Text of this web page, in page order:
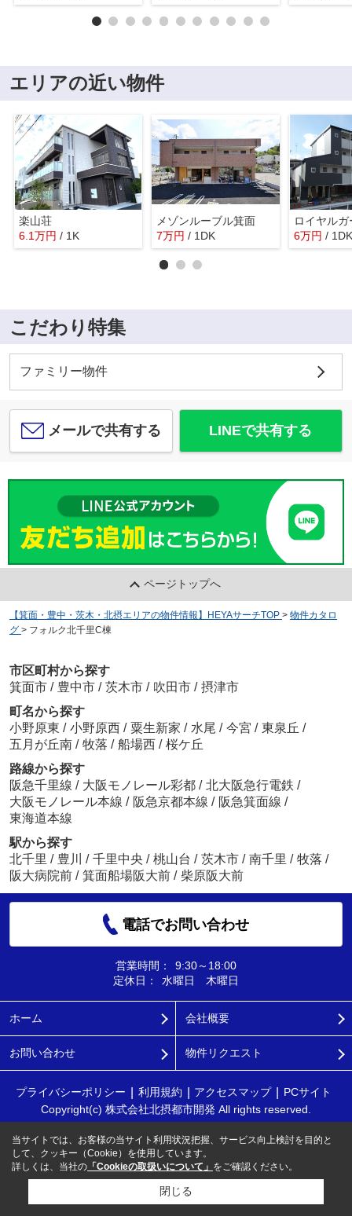
エリアの近い物件
楽山荘
6.1万円 / 1K
メゾンルーブル箕面
7万円 / 1DK
ロイヤルガ
6万円 / 1DK
こだわり特集
ファミリー物件
メールで共有する LINEで共有する
ページトップへ
【箕面・豊中・茨木・北摂エリアの物件情報】HEYAサーチTOP > 物件カタロ
グ > フォルク北千里C棟
市区町村から探す
箕面市 / 豊中市 / 茨木市 / 吹田市 / 摂津市
町名から探す
小野原東 / 小野原西 / 粟生新家 / 水尾 / 今宮 / 東泉丘 /
五月が丘南 / 牧落 / 船場西 / 桜ケ丘
路線から探す
阪急千里線 / 大阪モノレール彩都 / 北大阪急行電鉄 /
大阪モノレール本線 / 阪急京都本線 / 阪急箕面線 /
東海道本線
駅から探す
北千里 / 豊川 / 千里中央 / 桃山台 / 茨木市 / 南千里 / 牧落 /
阪大病院前 / 箕面船場阪大前 / 柴原阪大前
電話でお問い合わせ
営業時間：
9:30～18:00
定休日：
水曜日 木曜日
ホーム 会社概要
お問い合わせ 物件リクエスト
プライバシーポリシー 利用規約 アクセスマップ
PCサイト
Copyright(c) 株式会社北摂都市開発 All rights reserved.
当サイトでは、お客様の当サイト利用状況把握、サービス向上検討を目的と
して、クッキー（Cookie）を使用しています。
詳しくは、当社の 「Cookieの取扱いについて」 をご確認ください。
閉じる